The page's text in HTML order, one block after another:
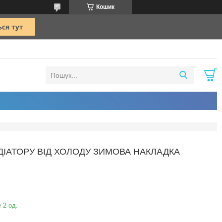
Кошик
ВІД ХОЛОДУ ЗИМОВА НАКЛАДКА
2 од.